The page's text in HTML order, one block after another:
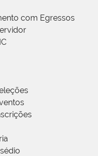
com Egressos